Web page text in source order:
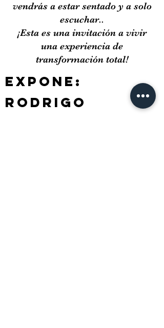
vendrás a estar sentado y a solo
escuchar..
¡Esta es una invitación a vivir
una experiencia de
transformación total!
EXPONE:
RODRIGO